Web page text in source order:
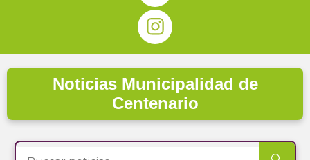
Noticias Municipalidad de
Centenario